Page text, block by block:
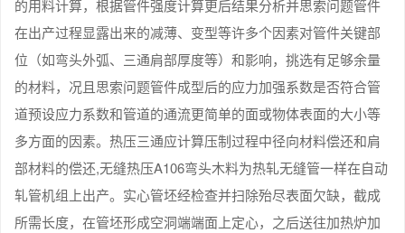
的用料计算，根据管件强度计算更后结果分析并思索问题管件
在出产过程显露出来的减薄、变型等许多个因素对管件关键部
位（如弯头外弧、三通肩部厚度等）和影响，挑选有足够余量
的材料，况且思索问题管件成型后的应力加强系数是否符合管
道预设应力系数和管道的通流更简单的面或物体表面的大小等
多方面的因素。热压三通应计算压制过程中径向材料偿还和肩
部材料的偿还,无缝热压A106弯头木料为热轧无缝管一样在自动
轧管机组上出产。实心管坯经检查并扫除殆尽表面欠缺，截成
所需长度，在管坯形成空洞端端面上定心，之后送往加热炉加